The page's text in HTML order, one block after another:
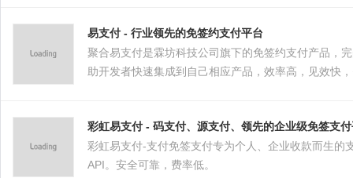
易支付 - 行业领先的免签约支付平台
聚合易支付是霖坊科技公司旗下的免签约支付产品，
助开发者快速集成到自己相应产品，效率高，见效快
彩虹易支付 - 码支付、源支付、领先的企业级免签支
彩虹易支付-支付免签支付专为个人、企业收款而生
API。安全可靠，费率低。